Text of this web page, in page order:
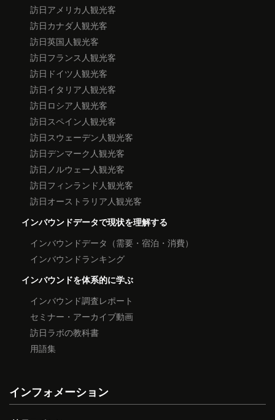
訪日アメリカ人観光客
訪日カナダ人観光客
訪日英国人観光客
訪日フランス人観光客
訪日ドイツ人観光客
訪日イタリア人観光客
訪日ロシア人観光客
訪日スペイン人観光客
訪日スウェーデン人観光客
訪日デンマーク人観光客
訪日ノルウェー人観光客
訪日フィンランド人観光客
訪日オーストラリア人観光客
インバウンドデータで現状を理解する
インバウンドデータ（需要・宿泊・消費）
インバウンドランキング
インバウンドを体系的に学ぶ
インバウンド調査レポート
セミナー・アーカイブ動画
訪日ラボの教科書
用語集
インフォメーション